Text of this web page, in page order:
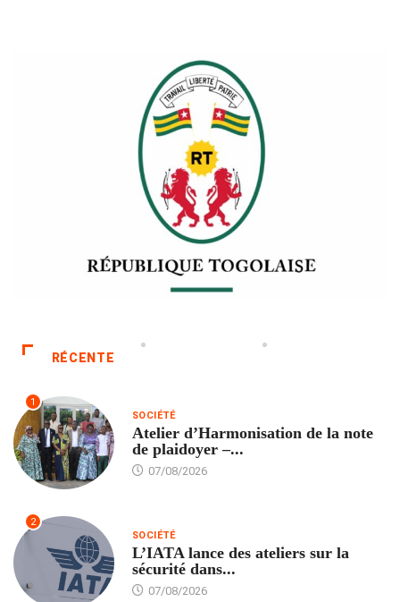
RÉCENTE
1
SOCIÉTÉ
Atelier d’Harmonisation de la note
de plaidoyer –...
07/08/2026
2
SOCIÉTÉ
L’IATA lance des ateliers sur la
sécurité dans...
07/08/2026